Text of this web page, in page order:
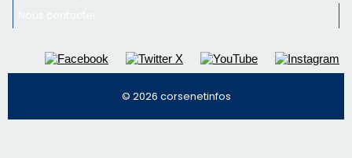
nos meilleurs articles